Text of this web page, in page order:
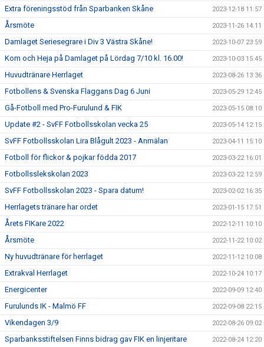
Extra föreningsstöd från Sparbanken Skåne 2023-12-18 11:57
Årsmöte 2023-11-26 14:11
Damlaget Seriesegrare i Div 3 Västra Skåne! 2023-10-07 23:59
Kom och Heja på Damlaget på Lördag 7/10 kl. 16.00! 2023-10-03 15:45
Huvudtränare Herrlaget 2023-08-26 13:36
Fotbollens & Svenska Flaggans Dag 6 Juni 2023-05-29 12:45
Gå-Fotboll med Pro-Furulund & FIK 2023-05-15 08:10
Update #2 - SvFF Fotbollsskolan vecka 25 2023-05-14 12:15
SvFF Fotbollsskolan Lira Blågult 2023 - Anmälan 2023-04-11 15:10
Fotboll för flickor & pojkar födda 2017 2023-03-22 16:01
Fotbollsslekskolan 2023 2023-03-22 12:59
SvFF Fotbollsskolan 2023 - Spara datum! 2023-02-02 16:35
Herrlagets tränare har ordet 2023-01-15 17:51
Årets FIKare 2022 2022-12-11 10:10
Årsmöte 2022-11-22 10:02
Ny huvudtränare för herrlaget 2022-11-12 10:08
Extrakval Herrlaget 2022-10-24 10:17
Energicenter 2022-09-09 12:40
Furulunds IK - Malmö FF 2022-09-08 22:15
Vikendagen 3/9 2022-08-26 09:02
Sparbanksstiftelsen Finns bidrag gav FIK en linjeritare 2022-08-24 12:20